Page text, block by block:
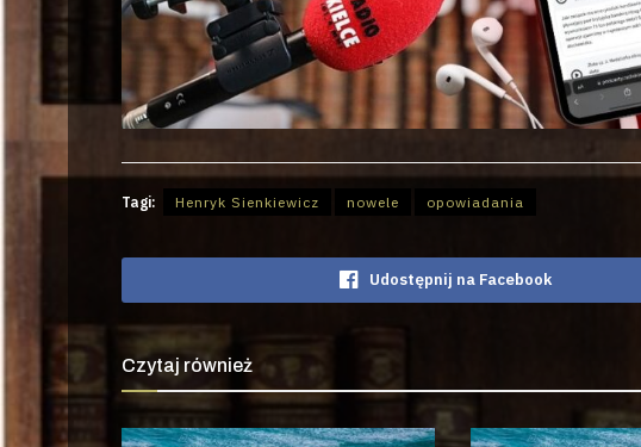
Tagi: Henryk Sienkiewicz nowele opowiadania
Udostępnij na Facebook
Czytaj również